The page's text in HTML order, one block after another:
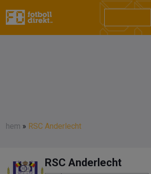
hem » RSC Anderlecht
RSC Anderlecht